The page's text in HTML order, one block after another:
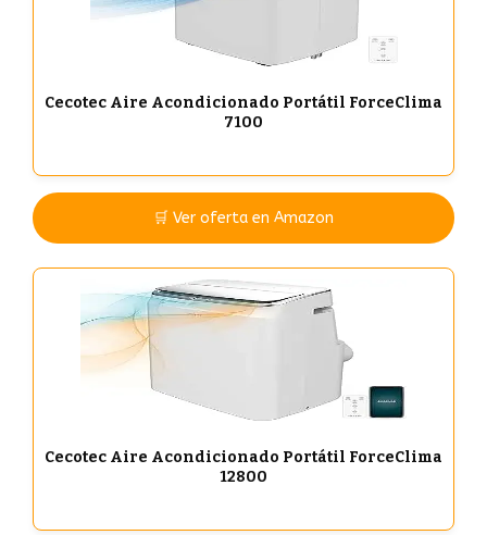
Cecotec Aire Acondicionado Portátil ForceClima
7100
🛒 Ver oferta en Amazon
Cecotec Aire Acondicionado Portátil ForceClima
12800